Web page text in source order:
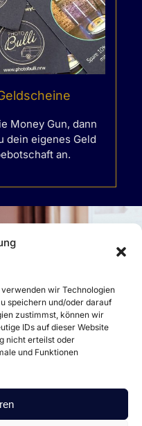
wir Technologien
speichern und/oder darauf
zustimmst, können wir
IDs auf dieser Website
nicht erteilst oder
und Funktionen
Money Gun, dann
dein eigenes Geld
an.
| KÖLN | BONN |
RUHRGEBIET | NRW |